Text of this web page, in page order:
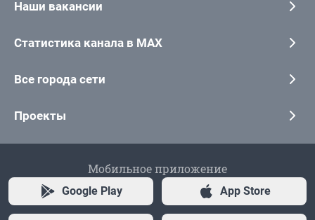
Наши вакансии
Статистика канала в MAX
Все города сети
Проекты
Мобильное приложение
Google Play App Store